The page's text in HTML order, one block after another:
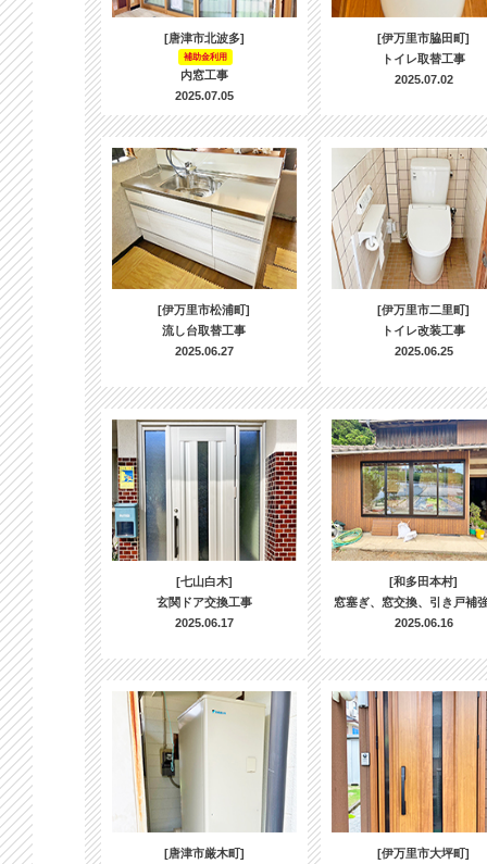
[唐津市北波多]
補助金利用
内窓工事
2025.07.05
[伊万里市脇田町]
トイレ取替工事
2025.07.02
[伊万里市松浦町]
流し台取替工事
2025.06.27
[伊万里市二里町]
トイレ改装工事
2025.06.25
[七山白木]
玄関ドア交換工事
2025.06.17
[和多田本村]
窓塞ぎ、窓交換、引き戸補
2025.06.16
[唐津市厳木町] [伊万里市大坪町]